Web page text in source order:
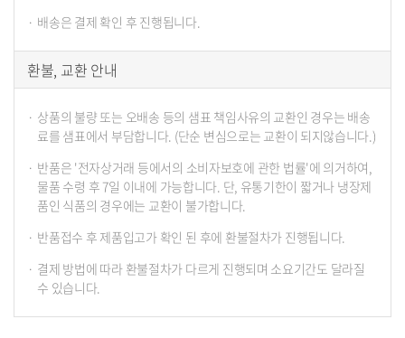
배송은 결제 확인 후 진행됩니다.
환불, 교환 안내
상품의 불량 또는 오배송 등의 샘표 책임사유의 교환인 경우는 배송
료를 샘표에서 부담합니다. (단순 변심으로는 교환이 되지않습니다.)
반품은 '전자상거래 등에서의 소비자보호에 관한 법률'에 의거하여,
물품 수령 후 7일 이내에 가능합니다. 단, 유통기한이 짧거나 냉장제
품인 식품의 경우에는 교환이 불가합니다.
반품접수 후 제품입고가 확인 된 후에 환불절차가 진행됩니다.
결제 방법에 따라 환불절차가 다르게 진행되며 소요기간도 달라질
수 있습니다.